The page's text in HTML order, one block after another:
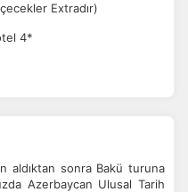
Extradır)
4*
aldıktan sonra Bakü turuna
Azerbaycan Ulusal Tarih